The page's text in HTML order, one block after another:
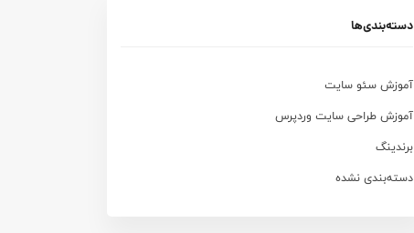
دسته‌بندی‌ها
آموزش سئو سایت
آموزش طراحی سایت وردپرس
برندینگ
دسته‌بندی نشده